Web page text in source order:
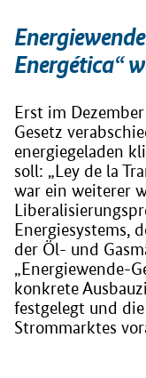
Energética“
Erst im
Gesetz
energiegeladen
soll: „Ley de la
war ein weiterer
Energiesystems,
der Öl- und
„Energiewende-
konkrete
festgelegt und
Strommarktes